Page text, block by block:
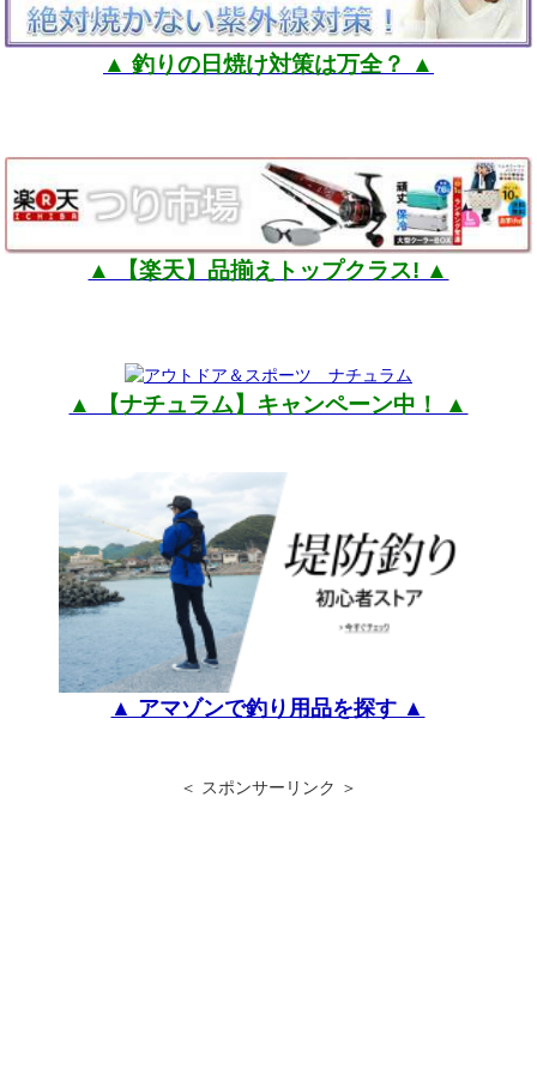
▲ 釣りの日焼け対策は万全？ ▲
▲ 【楽天】品揃えトップクラス! ▲
▲ 【ナチュラム】キャンペーン中！ ▲
▲ アマゾンで釣り用品を探す ▲
＜ スポンサーリンク ＞